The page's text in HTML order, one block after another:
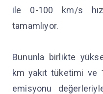
ile 0-100 km/s
tamamlıyor.
Bununla birlikte
km yakıt tüketimi ve
emisyonu